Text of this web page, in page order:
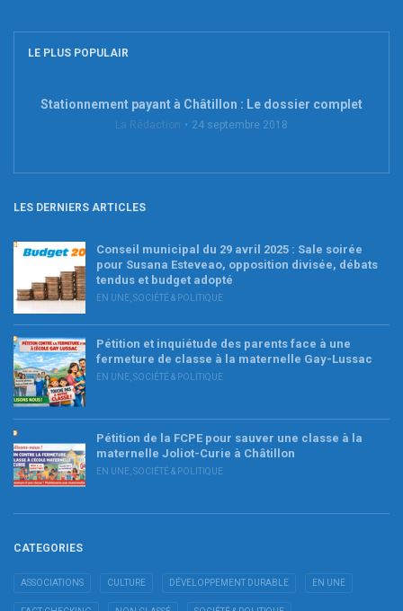
LE PLUS POPULAIR
Stationnement payant à Châtillon : Le dossier complet
La Rédaction 24 septembre 2018
LES DERNIERS ARTICLES
Conseil municipal du 29 avril 2025 : Sale soirée
pour Susana Esteveao, opposition divisée, débats
tendus et budget adopté
EN UNE SOCIÉTÉ & POLITIQUE
Pétition et inquiétude des parents face à une
fermeture de classe à la maternelle Gay-Lussac
EN UNE SOCIÉTÉ & POLITIQUE
Pétition de la FCPE pour sauver une classe à la
maternelle Joliot-Curie à Châtillon
EN UNE SOCIÉTÉ & POLITIQUE
CATEGORIES
ASSOCIATIONS CULTURE DÉVELOPPEMENT DURABLE EN UNE